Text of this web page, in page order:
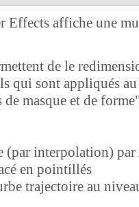
Effects affiche une
de le
qui sont appliqués
masque et de
(par interpolation)
en pointillés
trajectoire au